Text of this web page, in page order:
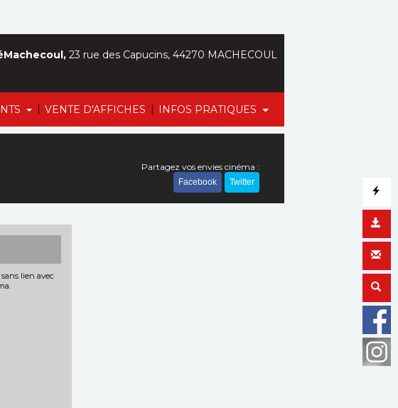
| VENTE D'AFFICHES | INFOS PRATIQUES
23 rue des Capucins, 44270 MACHECOUL
Partagez vos envies cinéma :
Facebook Twitter
lien avec